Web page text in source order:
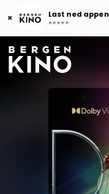
✖ Last ned appen
⭐⭐⭐⭐⭐